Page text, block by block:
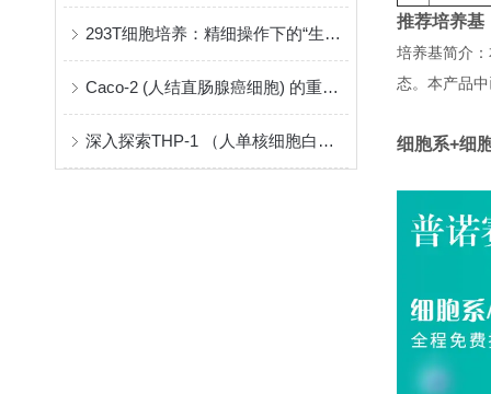
293T细胞培养：精细操作下的“生命摇篮”
Caco-2 (人结直肠腺癌细胞) 的重要性和应用
深入探索THP-1 （人单核细胞白血病）
推荐培养基
培养基简介
态。本产品
细胞系+细